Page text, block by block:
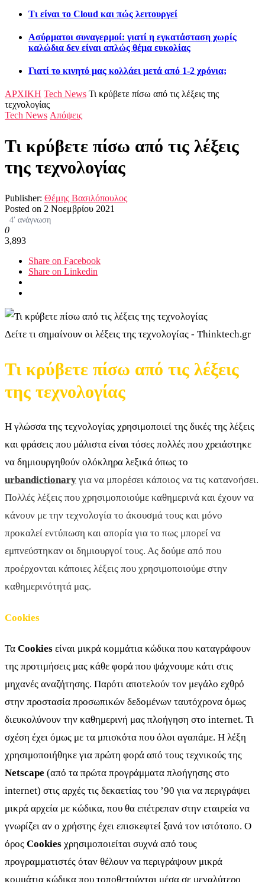
Τι είναι το Cloud και πώς λειτουργεί
Ασύρματοι συναγερμοί: γιατί η εγκατάσταση χωρίς
καλώδια δεν είναι απλώς θέμα ευκολίας
Γιατί το κινητό μας κολλάει μετά από 1-2 χρόνια;
ΑΡΧΙΚΗ Tech News Τι κρύβετε πίσω από τις λέξεις της
τεχνολογίας
Tech News Απόψεις
Τι κρύβετε πίσω από τις λέξεις
της τεχνολογίας
Publisher: Θέμης Βασιλόπουλος
Posted on 2 Νοεμβρίου 2021
4′ ανάγνωση
0
3,893
Share on Facebook
Share on Linkedin
Δείτε τι σημαίνουν οι λέξεις της τεχνολογίας - Thinktech.gr
Τι κρύβετε πίσω από τις λέξεις
της τεχνολογίας
Η γλώσσα της τεχνολογίας χρησιμοποιεί της δικές της λέξεις
και φράσεις που μάλιστα είναι τόσες πολλές που χρειάστηκε
να δημιουργηθούν ολόκληρα λεξικά όπως το
urbandictionary για να μπορέσει κάποιος να τις κατανοήσει.
Πολλές λέξεις που χρησιμοποιούμε καθημερινά και έχουν να
κάνουν με την τεχνολογία το άκουσμά τους και μόνο
προκαλεί εντύπωση και απορία για το πως μπορεί να
εμπνεύστηκαν οι δημιουργοί τους. Ας δούμε από που
προέρχονται κάποιες λέξεις που χρησιμοποιούμε στην
καθημερινότητά μας.
Cookies
Τα Cookies είναι μικρά κομμάτια κώδικα που καταγράφουν
της προτιμήσεις μας κάθε φορά που ψάχνουμε κάτι στις
μηχανές αναζήτησης. Παρότι αποτελούν τον μεγάλο εχθρό
στην προστασία προσωπικών δεδομένων ταυτόχρονα όμως
διευκολύνουν την καθημερινή μας πλοήγηση στο internet. Τι
σχέση έχει όμως με τα μπισκότα που όλοι αγαπάμε. Η λέξη
χρησιμοποιήθηκε για πρώτη φορά από τους τεχνικούς της
Netscape (από τα πρώτα προγράμματα πλοήγησης στο
internet) στις αρχές τις δεκαετίας του ’90 για να περιγράψει
μικρά αρχεία με κώδικα, που θα επέτρεπαν στην εταιρεία να
γνωρίζει αν ο χρήστης έχει επισκεφτεί ξανά τον ιστότοπο. Ο
όρος Cookies χρησιμοποιείται συχνά από τους
προγραμματιστές όταν θέλουν να περιγράψουν μικρά
κομμάτια κώδικα που τοποθετούνται μέσα σε μεγαλύτερο